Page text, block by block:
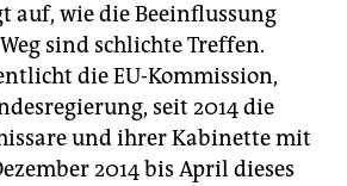
auf, wie die Beeinflussung
sind schlichte Treffen.
die EU-Kommission,
seit 2014 die
und ihrer Kabinette mit
2014 bis April dieses